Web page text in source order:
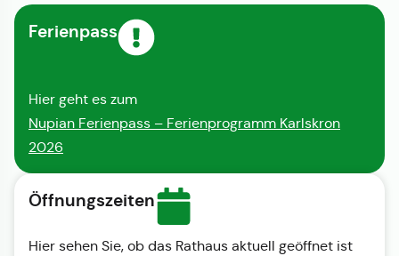
Ferienpass
Hier geht es zum
Nupian Ferienpass – Ferienprogramm Karlskron
2026
Öffnungszeiten
Hier sehen Sie, ob das Rathaus aktuell geöffnet ist